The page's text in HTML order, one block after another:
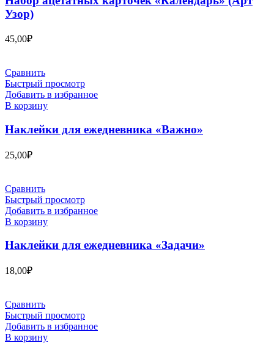
Узор)
45,00₽
Сравнить
Быстрый просмотр
Добавить в избранное
В корзину
Наклейки для ежедневника «Важно»
25,00₽
Сравнить
Быстрый просмотр
Добавить в избранное
В корзину
Наклейки для ежедневника «Задачи»
18,00₽
Сравнить
Быстрый просмотр
Добавить в избранное
В корзину